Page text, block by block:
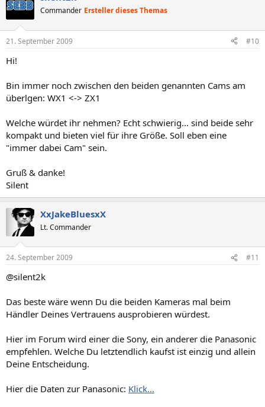
Commander Ersteller dieses Themas
21. September 2009 #10
Hi!
Bin immer noch zwischen den beiden genannten Cams am
überlgen: WX1 <-> ZX1
Welche würdet ihr nehmen? Echt schwierig... sind beide sehr
kompakt und bieten viel für ihre Größe. Soll eben eine
"immer dabei Cam" sein.
Gruß & danke!
Silent
XxJakeBluesxX
Lt. Commander
24. September 2009 #11
@silent2k
Das beste wäre wenn Du die beiden Kameras mal beim
Händler Deines Vertrauens ausprobieren würdest.
Hier im Forum wird einer die Sony, ein anderer die Panasonic
empfehlen. Welche Du letztendlich kaufst ist einzig und allein
Deine Entscheidung.
Hier die Daten zur Panasonic: Klick...